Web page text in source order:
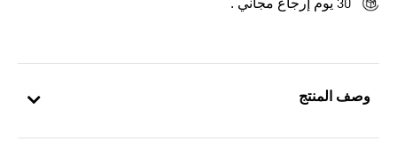
وصف المنتج